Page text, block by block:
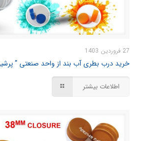
27 فروردین 1403
خرید درب بطری آب بند از واحد صنعتی ”
اطلاعات بیشتر